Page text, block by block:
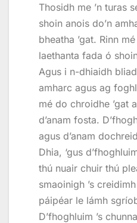
Thosidh me ’n turas
shoin anois do’n
bheatha ’gat. Rinn
laethanta fada ó
Agus i n-dhiaidh
amharc agus ag
mé do chroidhe ’gat
d’anam fosta.
agus d’anam
Dhia, ‘gus
thú nuair chuir thú
smaoinigh ’s
páipéar le lámh
D’fhoghluim ’s